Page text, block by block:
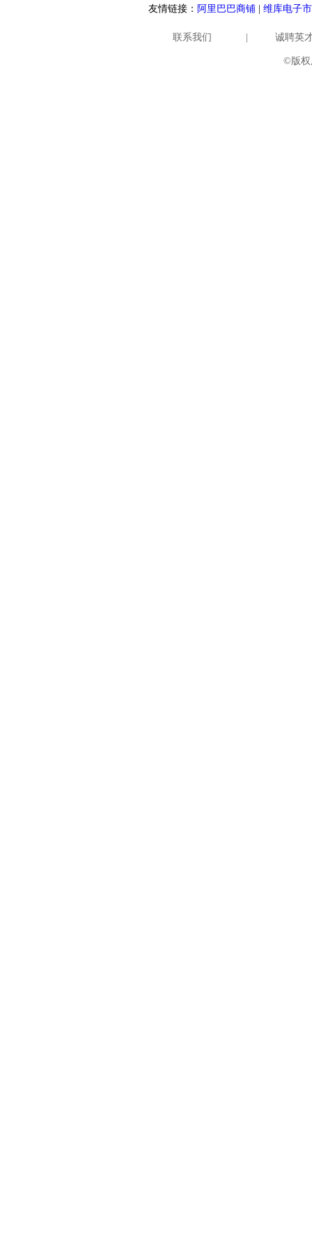
友情链接： 阿里巴巴商铺 维库电子
联系我们 诚聘英
©版权